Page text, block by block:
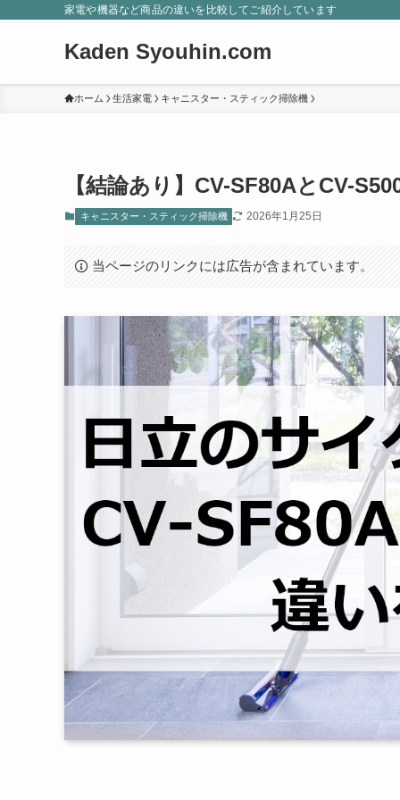
家電や機器など商品の違いを比較してご紹介しています
Kaden Syouhin.com
ホーム 生活家電 キャニスター・スティック掃除機
【結論あり】CV-SF80AとCV-
キャニスター・スティック掃除機 2026年1月25日
当ページのリンクには広告が含まれています。